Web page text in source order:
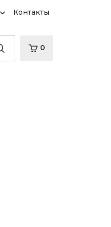
Контакты
0